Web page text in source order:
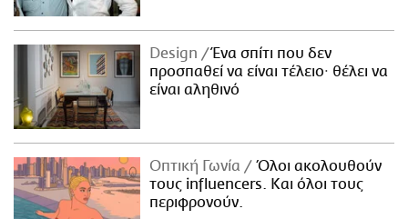
Design
Ένα σπίτι που δεν
προσπαθεί να είναι τέλειο· θέλει να
είναι αληθινό
Οπτική Γωνία
Όλοι ακολουθούν
τους influencers. Και όλοι τους
περιφρονούν.